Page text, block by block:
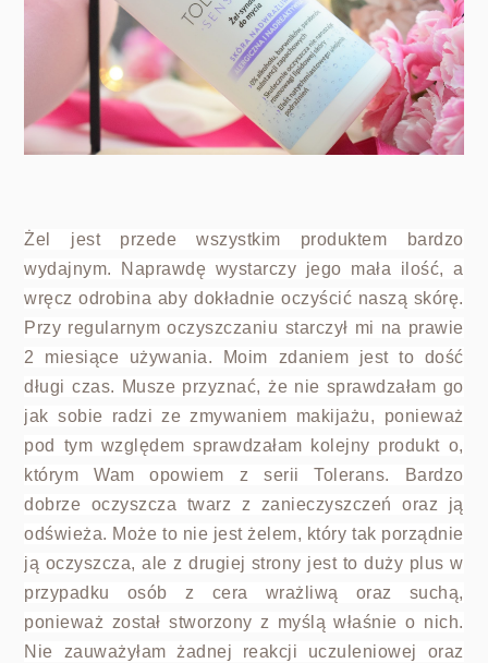
Żel jest przede wszystkim produktem bardzo
wydajnym. Naprawdę wystarczy jego mała ilość, a
wręcz odrobina aby dokładnie oczyścić naszą skórę.
Przy regularnym oczyszczaniu starczył mi na prawie
2 miesiące używania. Moim zdaniem jest to dość
długi czas. Musze przyznać, że nie sprawdzałam go
jak sobie radzi ze zmywaniem makijażu, ponieważ
pod tym względem sprawdzałam kolejny produkt o,
którym Wam opowiem z serii Tolerans. Bardzo
dobrze oczyszcza twarz z zanieczyszczeń oraz ją
odświeża. Może to nie jest żelem, który tak porządnie
ją oczyszcza, ale z drugiej strony jest to duży plus w
przypadku osób z cera wrażliwą oraz suchą,
ponieważ został stworzony z myślą właśnie o nich.
Nie zauważyłam żadnej reakcji uczuleniowej oraz